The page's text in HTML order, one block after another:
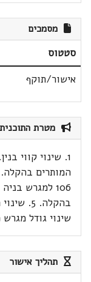
מסמכים
סטטוס
אישור/תוקף
מטרת התוכנית
שינוי גודל מגרש
תהליך אישור